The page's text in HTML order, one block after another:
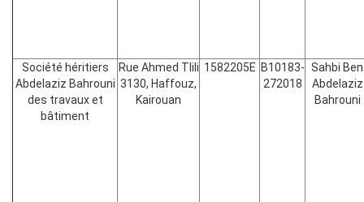
Société héritiers
Abdelaziz Bahrouni
des travaux et
bâtiment
Rue Ahmed Tlili
3130, Haffouz,
Kairouan
1582205E B10183-
272018
Sahbi Ben
Abdelaziz
Bahrouni